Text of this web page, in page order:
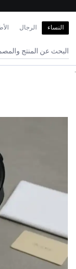
النساء الرجال
البحث عن المنتج
إغلاق
.